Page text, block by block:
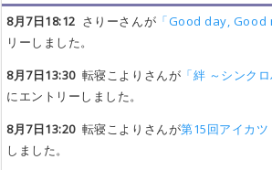
8月7日18:12 さりーさんが 「Good day, Good
リーしました。
8月7日13:30転寝こよりさんが 「絆 ～シンク
にエントリーしました。
8月7日13:20転寝こよりさんが第15回アイカ
しました。